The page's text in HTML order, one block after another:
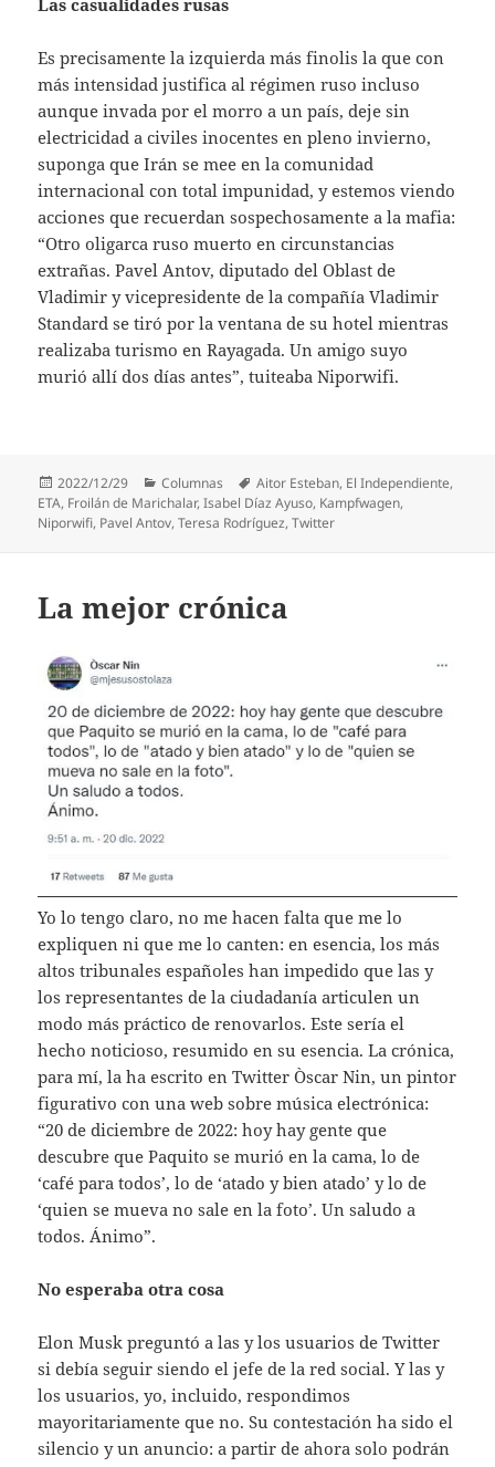
Las casualidades rusas
Es precisamente la izquierda más finolis la que con
más intensidad justifica al régimen ruso incluso
aunque invada por el morro a un país, deje sin
electricidad a civiles inocentes en pleno invierno,
suponga que Irán se mee en la comunidad
internacional con total impunidad, y estemos viendo
acciones que recuerdan sospechosamente a la mafia:
“Otro oligarca ruso muerto en circunstancias
extrañas. Pavel Antov, diputado del Oblast de
Vladimir y vicepresidente de la compañía Vladimir
Standard se tiró por la ventana de su hotel mientras
realizaba turismo en Rayagada. Un amigo suyo
murió allí dos días antes”, tuiteaba Niporwifi.
Publicado
el
2022/12/29 Categorías
Columnas Etiquetas
Aitor Esteban, El Independiente,
ETA, Froilán de Marichalar,Isabel Díaz Ayuso, Kampfwagen,
Niporwifi, Pavel Antov,Teresa Rodríguez,Twitter
La mejor crónica
Yo lo tengo claro, no me hacen falta que me lo
expliquen ni que me lo canten: en esencia, los más
altos tribunales españoles han impedido que las y
los representantes de la ciudadanía articulen un
modo más práctico de renovarlos. Este sería el
hecho noticioso, resumido en su esencia. La crónica,
para mí, la ha escrito en Twitter Òscar Nin, un pintor
figurativo con una web sobre música electrónica:
“20 de diciembre de 2022: hoy hay gente que
descubre que Paquito se murió en la cama, lo de
‘café para todos’, lo de ‘atado y bien atado’ y lo de
‘quien se mueva no sale en la foto’. Un saludo a
todos. Ánimo”.
No esperaba otra cosa
Elon Musk preguntó a las y los usuarios de Twitter
si debía seguir siendo el jefe de la red social. Y las y
los usuarios, yo, incluido, respondimos
mayoritariamente que no. Su contestación ha sido el
silencio y un anuncio: a partir de ahora solo podrán